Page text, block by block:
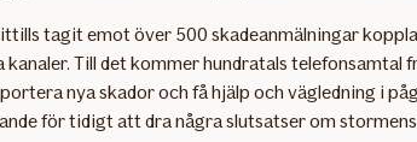
tagit emot över 500 skadeanmälningar
kanaler. Till det kommer hundratals telefonsamtal
nya skador och få hjälp och vägledning i
för tidigt att dra några slutsatser om